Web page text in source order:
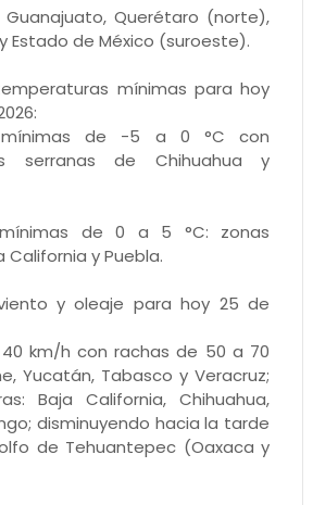
Guanajuato, Querétaro (norte),
Estado de México (suroeste).
mínimas para hoy
mínimas de -5 a 0 °C con
serranas de Chihuahua y
mínimas de 0 a 5 °C: zonas
California y Puebla.
y oleaje para hoy 25 de
km/h con rachas de 50 a 70
Yucatán, Tabasco y Veracruz;
Baja California, Chihuahua,
disminuyendo hacia la tarde
de Tehuantepec (Oaxaca y